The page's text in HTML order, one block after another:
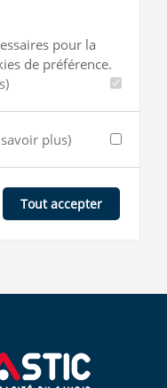
pour la
de préférence.
plus)
Tout accepter